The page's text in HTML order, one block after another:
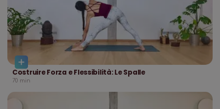
Costruire Forza e Flessibilità: Le Spalle
70 min